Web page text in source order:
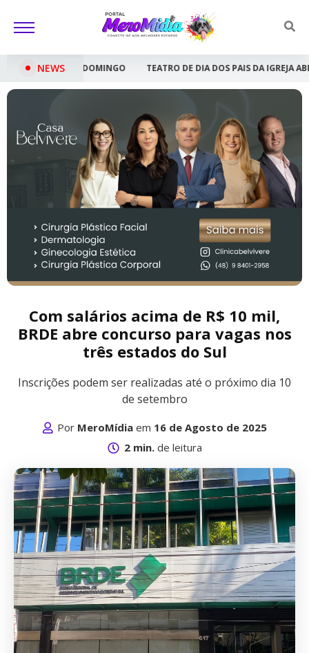
NEWS
TEATRO DE DIA DOS PAIS DA IGREJA ABBA PAI SERÁ
Com salários acima de R$ 10 mil,
BRDE abre concurso para vagas nos
três estados do Sul
Inscrições podem ser realizadas até o próximo dia 10
de setembro
Por MeroMídiaem 16 de Agosto de 2025
2 min.de leitura